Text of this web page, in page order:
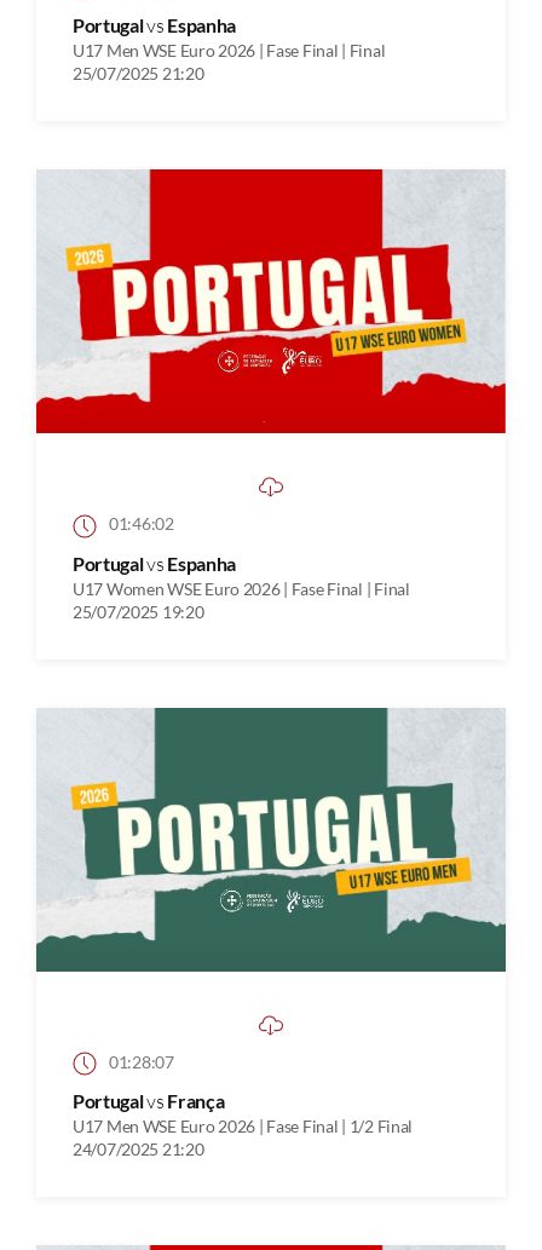
Portugalvs Espanha
U17 Men WSE Euro 2026 | Fase Final | Final
25/07/2025 21:20
01:46:02
Portugalvs Espanha
U17 Women WSE Euro 2026 | Fase Final | Final
25/07/2025 19:20
01:28:07
Portugalvs França
U17 Men WSE Euro 2026 | Fase Final | 1/2 Final
24/07/2025 21:20